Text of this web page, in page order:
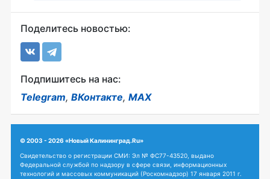
Поделитесь новостью:
Подпишитесь на нас:
Telegram, ВКонтакте, MAX
© 2003 - 2026 «Новый Калининград.Ru»
Свидетельство о регистрации СМИ: Эл № ФС77-43520, выдано
Федеральной службой по надзору в сфере связи, информационных
технологий и массовых коммуникаций (Роскомнадзор) 17 января 2011 г.